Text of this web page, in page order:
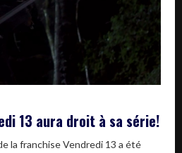
13 aura droit à sa série!
la franchise Vendredi 13 a été